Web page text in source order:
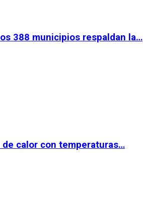
388 municipios respaldan la…
de calor con temperaturas…